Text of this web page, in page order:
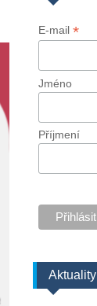
E-mail*
Jméno
Příjmení
Aktuality